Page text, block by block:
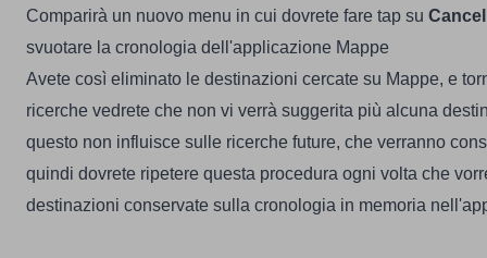
Comparirà un nuovo menu in cui dovrete fare tap su
svuotare la cronologia dell'applicazione Mappe
Avete così eliminato le destinazioni cercate su Mappe, e
ricerche vedrete che non vi verrà suggerita più alcuna
questo non influisce sulle ricerche future, che verranno
quindi dovrete ripetere questa procedura ogni volta che
destinazioni conservate sulla cronologia in memoria